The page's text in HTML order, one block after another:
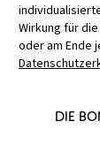
Wirkung für
oder am Ende
Die